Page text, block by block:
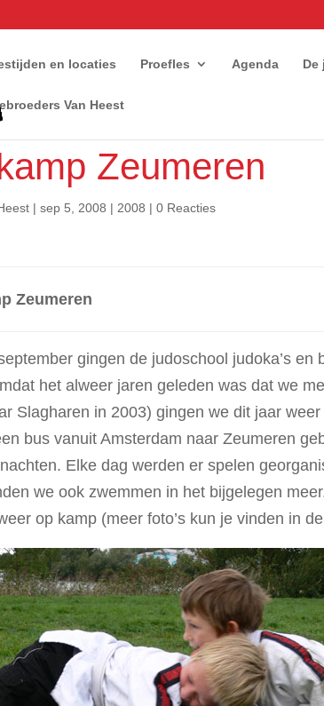
en locaties Proefles Agenda De
Van Heest
Zeumeren
|sep 5, 2008 | 2008 |0 Reacties
Zeumeren
gingen de judoschool judoka’s en
het alweer jaren geleden was dat we
Slagharen in 2003) gingen we dit jaar
bus vanuit Amsterdam naar Zeumeren
Elke dag werden er spelen
we ook zwemmen in het bijgelegen
op kamp (meer foto’s kun je vinden in